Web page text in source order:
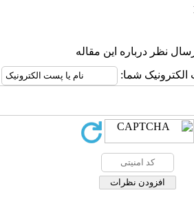
نظر درباره این مقاله
الکترونیک شما: